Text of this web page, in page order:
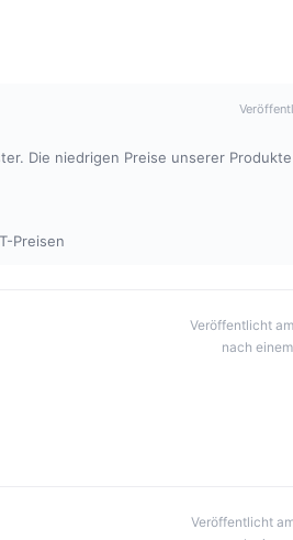
Die niedrigen Preise unserer
Preisen
Veröffentlicht
nach
Veröffentlicht